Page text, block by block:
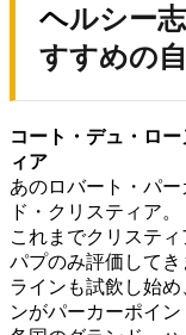
ヘルシー志向のワインラバーにお
すすめの
コート・デュ・ロ
ィア
あのロバート・パ
ド・クリスティア。
これまでクリステ
パプのみ評価して
ラインも試飲し始
ンがパーカーポイン